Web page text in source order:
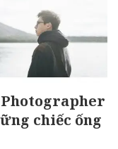
Photographer
chiếc ống